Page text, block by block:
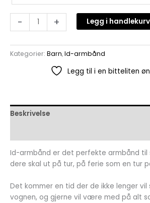
- + Legg i handlekurv
Kategorier: Barn,Id-armbånd
Legg til i en bitteliten
Beskrivelse
Id-armbånd er det perfekte armbånd til
dere skal ut på tur, på ferie som en tur
Det kommer en tid der de ikke lenger vil
vognen, og gjerne vil være med på alt